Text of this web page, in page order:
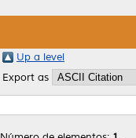
Up a level
Export as